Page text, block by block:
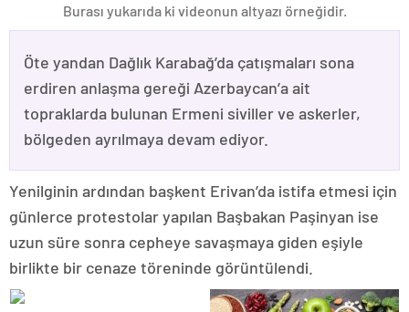
Burası yukarıda ki videonun altyazı örneğidir.
Öte yandan Dağlık Karabağ’da çatışmaları sona
erdiren anlaşma gereği Azerbaycan’a ait
topraklarda bulunan Ermeni siviller ve askerler,
bölgeden ayrılmaya devam ediyor.
Yenilginin ardından başkent Erivan’da istifa etmesi için
günlerce protestolar yapılan Başbakan Paşinyan ise
uzun süre sonra cepheye savaşmaya giden eşiyle
birlikte bir cenaze töreninde görüntülendi.